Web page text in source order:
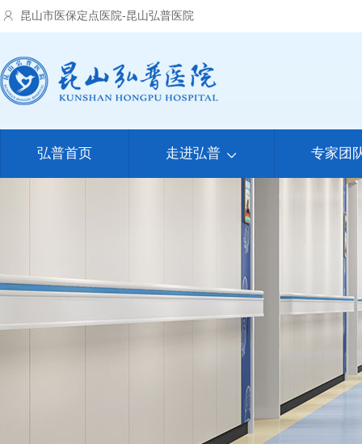
昆山市医保定点医院-昆山弘普医院
弘普首页 走进弘普  专家团